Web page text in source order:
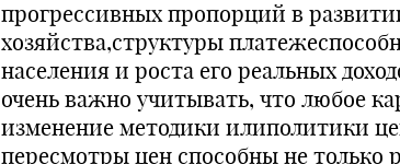
прогрессивных пропорций в
хозяйства,структуры
населения и роста его реальных
очень важно учитывать, что любое
изменение методики илиполитики
пересмотры цен способны не только